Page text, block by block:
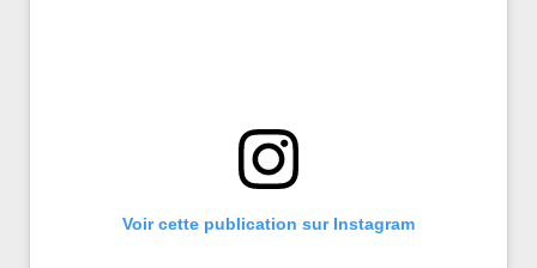
Voir cette publication sur Instagram